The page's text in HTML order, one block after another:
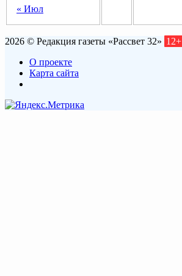
« Июл
2026 © Редакция газеты «Рассвет 32» 12+
О проекте
Карта сайта